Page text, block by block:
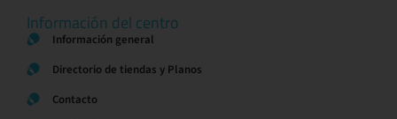
Información del centro
Información general
Directorio de tiendas y Planos
Contacto